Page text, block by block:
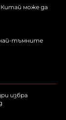
може да
най-тъмните
избра